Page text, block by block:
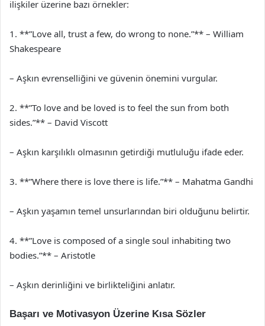
ilişkiler üzerine bazı örnekler:
1. **”Love all, trust a few, do wrong to none.”** – William
Shakespeare
– Aşkın evrenselliğini ve güvenin önemini vurgular.
2. **”To love and be loved is to feel the sun from both
sides.”** – David Viscott
– Aşkın karşılıklı olmasının getirdiği mutluluğu ifade eder.
3. **”Where there is love there is life.”** – Mahatma Gandhi
– Aşkın yaşamın temel unsurlarından biri olduğunu belirtir.
4. **”Love is composed of a single soul inhabiting two
bodies.”** – Aristotle
– Aşkın derinliğini ve birlikteliğini anlatır.
Başarı ve Motivasyon Üzerine Kısa Sözler